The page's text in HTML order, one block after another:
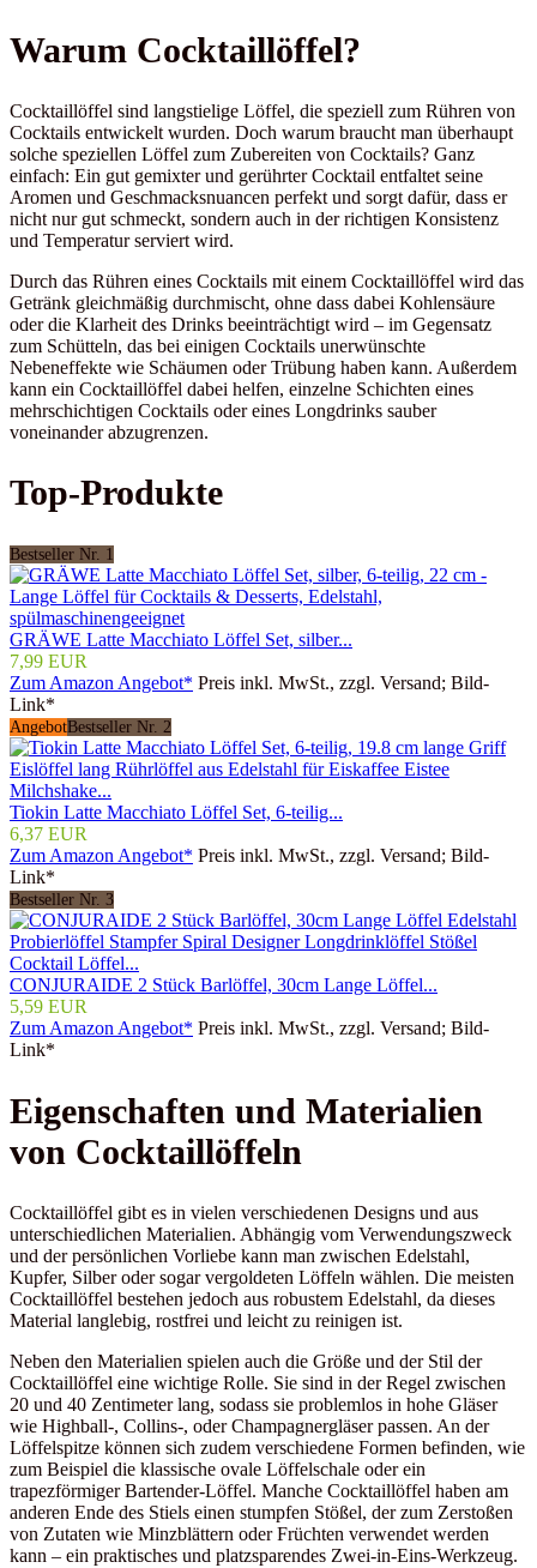
Warum Cocktaillöffel?
Cocktaillöffel sind langstielige Löffel, die speziell zum Rühren von
Cocktails entwickelt wurden. Doch warum braucht man überhaupt
solche speziellen Löffel zum Zubereiten von Cocktails? Ganz
einfach: Ein gut gemixter und gerührter Cocktail entfaltet seine
Aromen und Geschmacksnuancen perfekt und sorgt dafür, dass er
nicht nur gut schmeckt, sondern auch in der richtigen Konsistenz
und Temperatur serviert wird.
Durch das Rühren eines Cocktails mit einem Cocktaillöffel wird das
Getränk gleichmäßig durchmischt, ohne dass dabei Kohlensäure
oder die Klarheit des Drinks beeinträchtigt wird – im Gegensatz
zum Schütteln, das bei einigen Cocktails unerwünschte
Nebeneffekte wie Schäumen oder Trübung haben kann. Außerdem
kann ein Cocktaillöffel dabei helfen, einzelne Schichten eines
mehrschichtigen Cocktails oder eines Longdrinks sauber
voneinander abzugrenzen.
Top-Produkte
Bestseller Nr. 1
GRÄWE Latte Macchiato Löffel Set, silber...
7,99 EUR
Zum Amazon Angebot* Preis inkl. MwSt., zzgl. Versand; Bild-
Link*
AngebotBestseller Nr. 2
Tiokin Latte Macchiato Löffel Set, 6-teilig...
6,37 EUR
Zum Amazon Angebot* Preis inkl. MwSt., zzgl. Versand; Bild-
Link*
Bestseller Nr. 3
CONJURAIDE 2 Stück Barlöffel, 30cm Lange Löffel...
5,59 EUR
Zum Amazon Angebot* Preis inkl. MwSt., zzgl. Versand; Bild-
Link*
Eigenschaften und Materialien
von Cocktaillöffeln
Cocktaillöffel gibt es in vielen verschiedenen Designs und aus
unterschiedlichen Materialien. Abhängig vom Verwendungszweck
und der persönlichen Vorliebe kann man zwischen Edelstahl,
Kupfer, Silber oder sogar vergoldeten Löffeln wählen. Die meisten
Cocktaillöffel bestehen jedoch aus robustem Edelstahl, da dieses
Material langlebig, rostfrei und leicht zu reinigen ist.
Neben den Materialien spielen auch die Größe und der Stil der
Cocktaillöffel eine wichtige Rolle. Sie sind in der Regel zwischen
20 und 40 Zentimeter lang, sodass sie problemlos in hohe Gläser
wie Highball-, Collins-, oder Champagnergläser passen. An der
Löffelspitze können sich zudem verschiedene Formen befinden, wie
zum Beispiel die klassische ovale Löffelschale oder ein
trapezförmiger Bartender-Löffel. Manche Cocktaillöffel haben am
anderen Ende des Stiels einen stumpfen Stößel, der zum Zerstoßen
von Zutaten wie Minzblättern oder Früchten verwendet werden
kann – ein praktisches und platzsparendes Zwei-in-Eins-Werkzeug.